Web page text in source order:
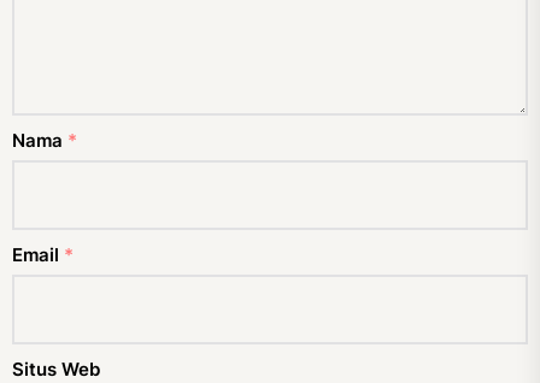
Nama *
Email *
Situs Web